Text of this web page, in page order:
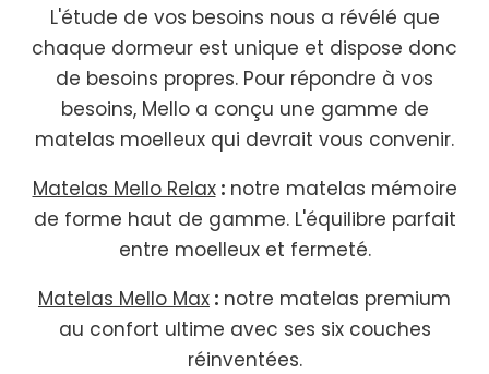
L'étude de vos besoins nous a révélé que
chaque dormeur est unique et dispose donc
de besoins propres. Pour répondre à vos
besoins, Mello a conçu une gamme de
matelas moelleux qui devrait vous convenir.
Matelas Mello Relax: notre matelas mémoire
de forme haut de gamme. L'équilibre parfait
entre moelleux et fermeté.
Matelas Mello Max : notre matelas premium
au confort ultime avec ses six couches
réinventées.